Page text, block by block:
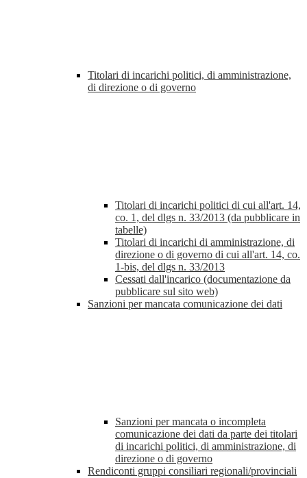
Titolari di incarichi politici, di amministrazione,
di direzione o di governo
Titolari di incarichi politici di cui all'art. 14,
co. 1, del dlgs n. 33/2013 (da pubblicare in
tabelle)
Titolari di incarichi di amministrazione, di
direzione o di governo di cui all'art. 14, co.
1-bis, del dlgs n. 33/2013
Cessati dall'incarico (documentazione da
pubblicare sul sito web)
Sanzioni per mancata comunicazione dei dati
Sanzioni per mancata o incompleta
comunicazione dei dati da parte dei titolari
di incarichi politici, di amministrazione, di
direzione o di governo
Rendiconti gruppi consiliari regionali/provinciali